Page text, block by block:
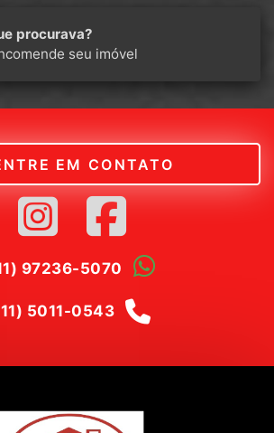
procurava?
seu imóvel
EM CONTATO
97236-5070
5011-0543